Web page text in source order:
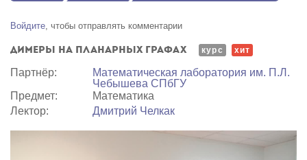
Courses in English
Войдите, чтобы отправлять комментарии
Димеры на планарных графах курс хит
Партнёр:
Математичеcкая лаборатория им. П.Л.
Чебышева СПбГУ
Предмет:
Математика
Лектор:
Дмитрий Челкак